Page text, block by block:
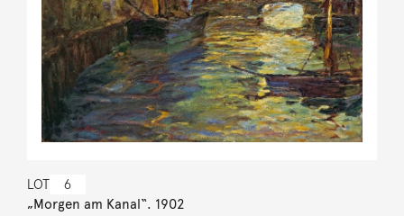
LOT 6
„Morgen am Kanal“. 1902